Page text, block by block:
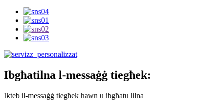
Ibgħatilna l-messaġġ tiegħek:
Ikteb il-messaġġ tiegħek hawn u ibgħatu lilna